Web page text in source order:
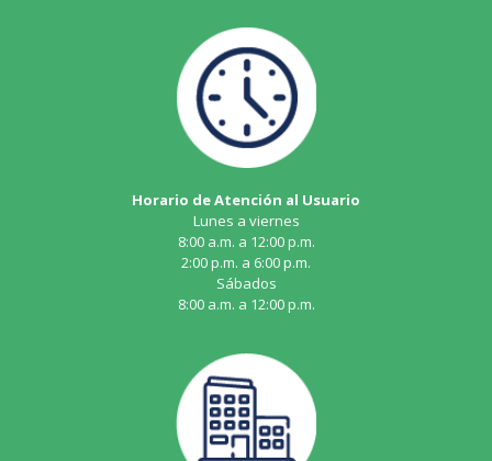
Horario de Atención al Usuario
Lunes a viernes
8:00 a.m. a 12:00 p.m.
2:00 p.m. a 6:00 p.m.
Sábados
8:00 a.m. a 12:00 p.m.